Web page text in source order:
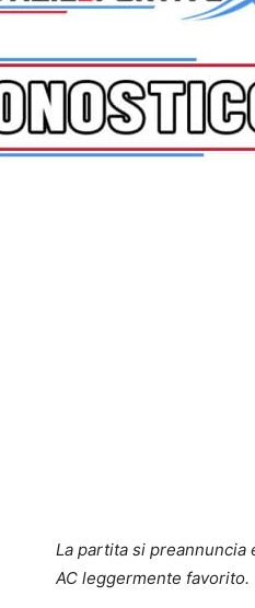
La partita si preannuncia
AC leggermente favorito.